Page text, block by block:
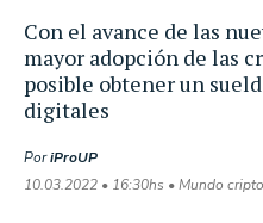
Con el avance de las
mayor adopción de las
posible obtener un
digitales
PoriProUP
10.03.2022 • 16:30hs • Mundo cripto